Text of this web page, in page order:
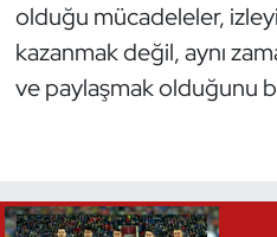
olduğu mücadeleler,
kazanmak değil, aynı
ve paylaşmak olduğunu